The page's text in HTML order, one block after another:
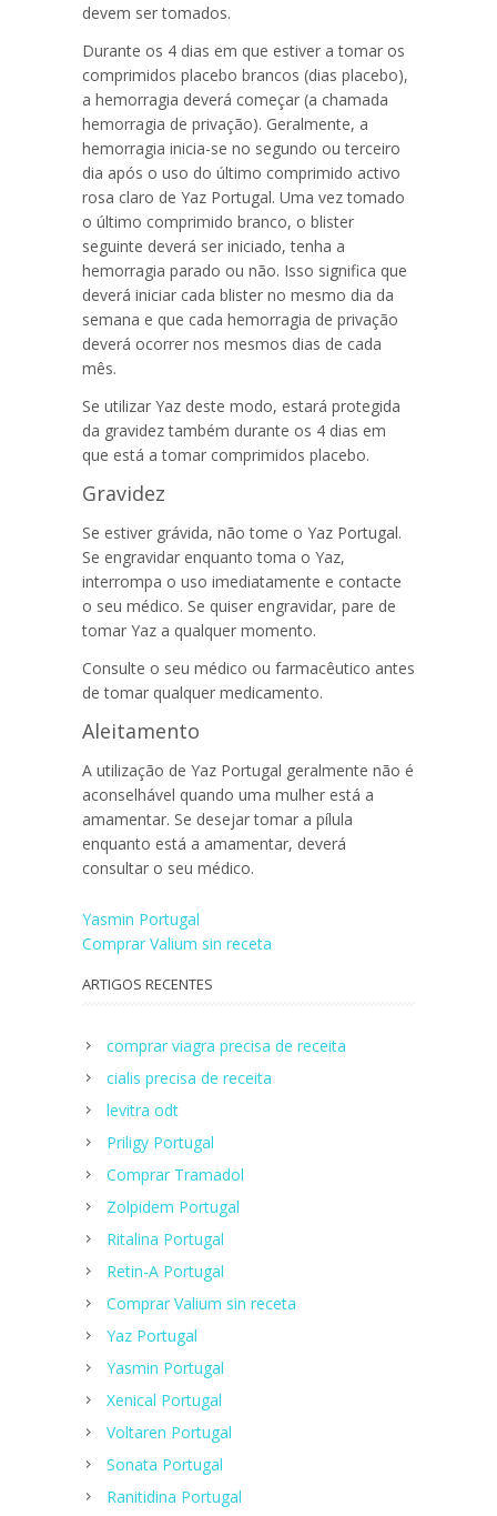
devem ser tomados.
Durante os 4 dias em que estiver a tomar os
comprimidos placebo brancos (dias placebo),
a hemorragia deverá começar (a chamada
hemorragia de privação). Geralmente, a
hemorragia inicia-se no segundo ou terceiro
dia após o uso do último comprimido activo
rosa claro de Yaz Portugal. Uma vez tomado
o último comprimido branco, o blister
seguinte deverá ser iniciado, tenha a
hemorragia parado ou não. Isso significa que
deverá iniciar cada blister no mesmo dia da
semana e que cada hemorragia de privação
deverá ocorrer nos mesmos dias de cada
mês.
Se utilizar Yaz deste modo, estará protegida
da gravidez também durante os 4 dias em
que está a tomar comprimidos placebo.
Gravidez
Se estiver grávida, não tome o Yaz Portugal.
Se engravidar enquanto toma o Yaz,
interrompa o uso imediatamente e contacte
o seu médico. Se quiser engravidar, pare de
tomar Yaz a qualquer momento.
Consulte o seu médico ou farmacêutico antes
de tomar qualquer medicamento.
Aleitamento
A utilização de Yaz Portugal geralmente não é
aconselhável quando uma mulher está a
amamentar. Se desejar tomar a pílula
enquanto está a amamentar, deverá
consultar o seu médico.
Navegação
de
artigos
Yasmin Portugal
Comprar Valium sin receta
ARTIGOS RECENTES
comprar viagra precisa de receita
cialis precisa de receita
levitra odt
Priligy Portugal
Сomprar Tramadol
Zolpidem Portugal
Ritalina Portugal
Retin-A Portugal
Comprar Valium sin receta
Yaz Portugal
Yasmin Portugal
Xenical Portugal
Voltaren Portugal
Sonata Portugal
Ranitidina Portugal